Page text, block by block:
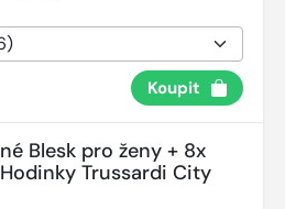
Koupit
Blesk pro ženy + 8x
Trussardi City